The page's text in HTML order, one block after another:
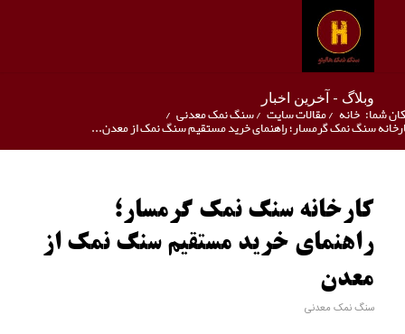
وبلاگ - آخرین اخبار
شما: خانه /مقالات سایت /سنگ نمک معدنی /
سنگ نمک گرمسار؛ راهنمای خرید مستقیم سنگ نمک از معدن...
کارخانه سنگ نمک گرمسار؛
راهنمای خرید مستقیم سنگ نمک از
معدن
سنگ نمک معدنی